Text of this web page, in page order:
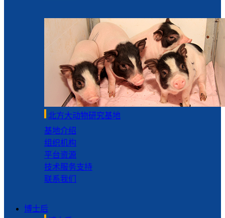
北方大动物研究基地
基地介绍
组织机构
平台资源
技术服务支持
联系我们
博士后